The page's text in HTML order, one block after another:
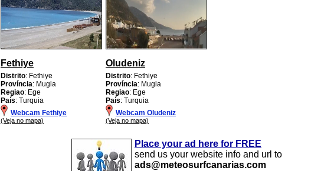
Fethiye
Distrito: Fethiye
Província: Mugla
Regiao: Ege
País: Turquia
Webcam Fethiye
(Veja no mapa)
Oludeniz
Distrito: Fethiye
Província: Mugla
Regiao: Ege
País: Turquia
Webcam Oludeniz
(Veja no mapa)
Place your ad here for FREE
send us your website info and url to
ads@meteosurfcanarias.com